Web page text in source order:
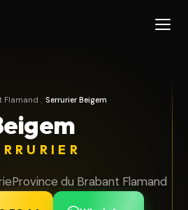
du Brabant Flamand
Flamand Serrurier Beigem
Province du Brabant Flamand